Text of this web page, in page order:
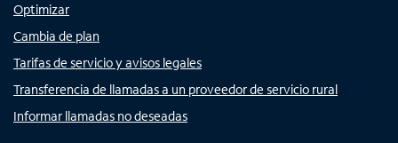
Optimizar
Cambia de plan
Tarifas de servicio y avisos legales
Transferencia de llamadas a un proveedor de servicio rural
Informar llamadas no deseadas